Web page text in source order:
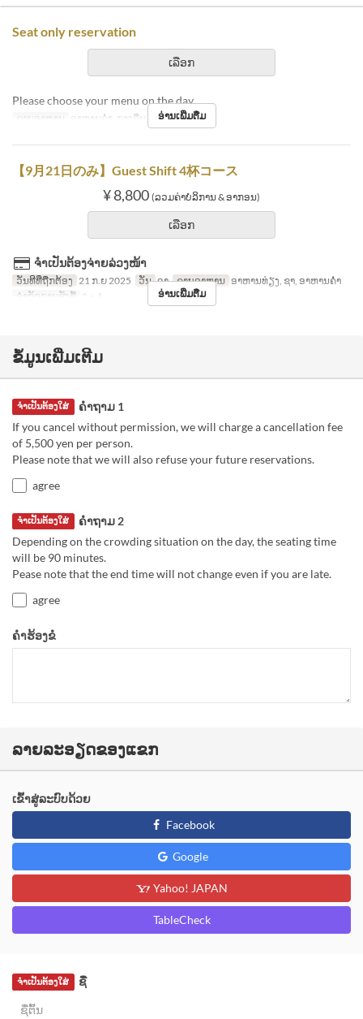
Seat only reservation
ເລືອກ
Please choose your menu on the day.
ຄາບອາຫານ ອາຫານຄ່ຳ, ກາງຄືນ ອ່ານເພີ່ມຕື່ມ
【9月21日のみ】Guest Shift 4杯コース
¥ 8,800 (ລວມຄ່າບໍລິການ & ອາກອນ)
ເລືອກ
ຈຳເປັນຕ້ອງຈ່າຍລ່ວງໜ້າ
ວັນທີທີ່ຖືກຕ້ອງ 21 ກ.ຍ 2025 ວັນ ອາ ຄາບອາຫານ ອາຫານທ່ຽງ, ຊາ, ອາຫານຄ່ຳ
ຈຳກັດການສັ່ງຊື້
1 ~ 4 ອ່ານເພີ່ມຕື່ມ
ຂໍ້ມູນເພີ່ມເຕີມ
ຄຳຖາມ 1
ຈຳເປັນຕ້ອງໃສ່
If you cancel without permission, we will charge a cancellation fee
of 5,500 yen per person.
Please note that we will also refuse your future reservations.
agree
ຄຳຖາມ 2
ຈຳເປັນຕ້ອງໃສ່
Depending on the crowding situation on the day, the seating time
will be 90 minutes.
Pease note that the end time will not change even if you are late.
agree
ຄຳຮ້ອງຂໍ
ລາຍລະອຽດຂອງແຂກ
ເຂົ້າສູ່ລະບົບດ້ວຍ
Facebook
Google
Yahoo! JAPAN
TableCheck
ຊື່
ຈຳເປັນຕ້ອງໃສ່